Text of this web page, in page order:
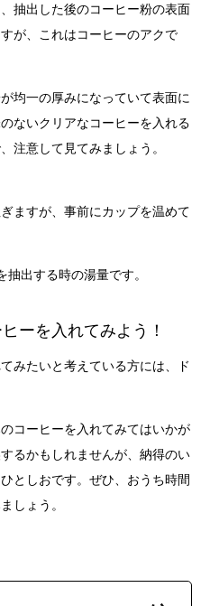
抽出した後のコーヒー粉の表面
が、これはコーヒーのアクで
均一の厚みになっていて表面に
ないクリアなコーヒーを入れる
注意して見てみましょう。
ますが、事前にカップを温めて
出する時の湯量です。
ーを入れてみよう！
みたいと考えている方には、ド
コーヒーを入れてみてはいかが
るかもしれませんが、納得のい
としおです。ぜひ、おうち時間
しょう。